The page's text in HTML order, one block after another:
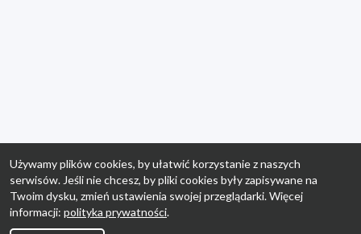
Używamy plików cookies, by ułatwić korzystanie z naszych
serwisów. Jeśli nie chcesz, by pliki cookies były zapisywane na
Twoim dysku, zmień ustawienia swojej przeglądarki. Więcej
informacji: polityka prywatności.